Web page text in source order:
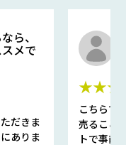
ら、
メで
だきま
ありま
こちらで
売ること
トで事前